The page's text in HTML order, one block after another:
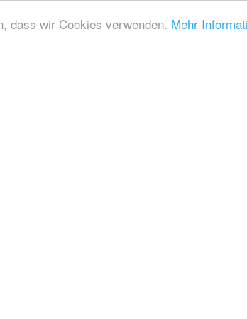
dass wir Cookies verwenden. Mehr